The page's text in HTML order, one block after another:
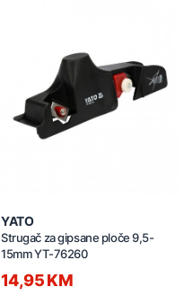
YATO
Strugač za gipsane ploče 9,5-
15mm YT-76260
14,95 KM